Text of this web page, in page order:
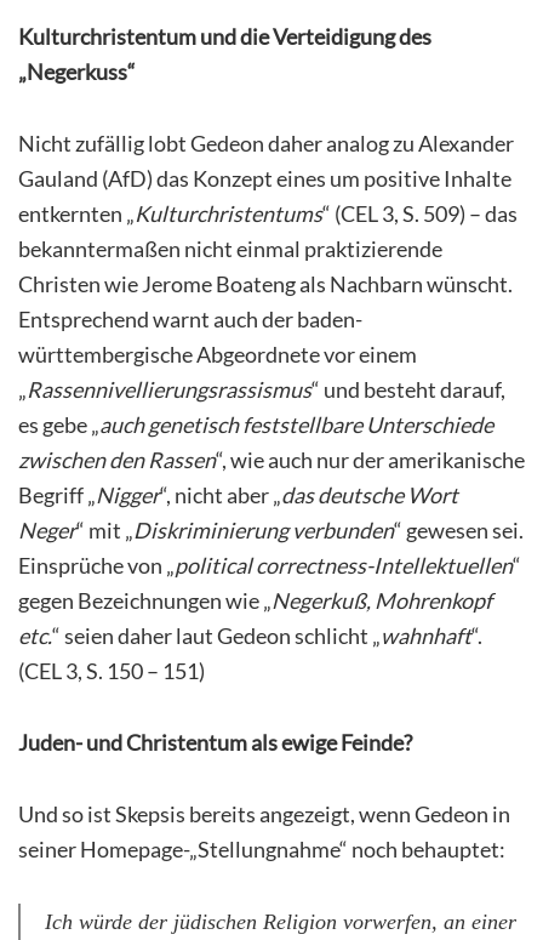
Kulturchristentum und die Verteidigung des
„Negerkuss“
Nicht zufällig lobt Gedeon daher analog zu Alexander
Gauland (AfD) das Konzept eines um positive Inhalte
entkernten „Kulturchristentums“ (CEL 3, S. 509) – das
bekanntermaßen nicht einmal praktizierende
Christen wie Jerome Boateng als Nachbarn wünscht.
Entsprechend warnt auch der baden-
württembergische Abgeordnete vor einem
„Rassennivellierungsrassismus“ und besteht darauf,
es gebe „auch genetisch feststellbare Unterschiede
zwischen den Rassen“, wie auch nur der amerikanische
Begriff „Nigger“, nicht aber „das deutsche Wort
Neger“ mit „Diskriminierung verbunden“ gewesen sei.
Einsprüche von „political correctness-Intellektuellen“
gegen Bezeichnungen wie „Negerkuß, Mohrenkopf
etc.“ seien daher laut Gedeon schlicht „wahnhaft“.
(CEL 3, S. 150 – 151)
Juden- und Christentum als ewige Feinde?
Und so ist Skepsis bereits angezeigt, wenn Gedeon in
seiner Homepage-„Stellungnahme“ noch behauptet:
Ich würde der jüdischen Religion vorwerfen, an einer